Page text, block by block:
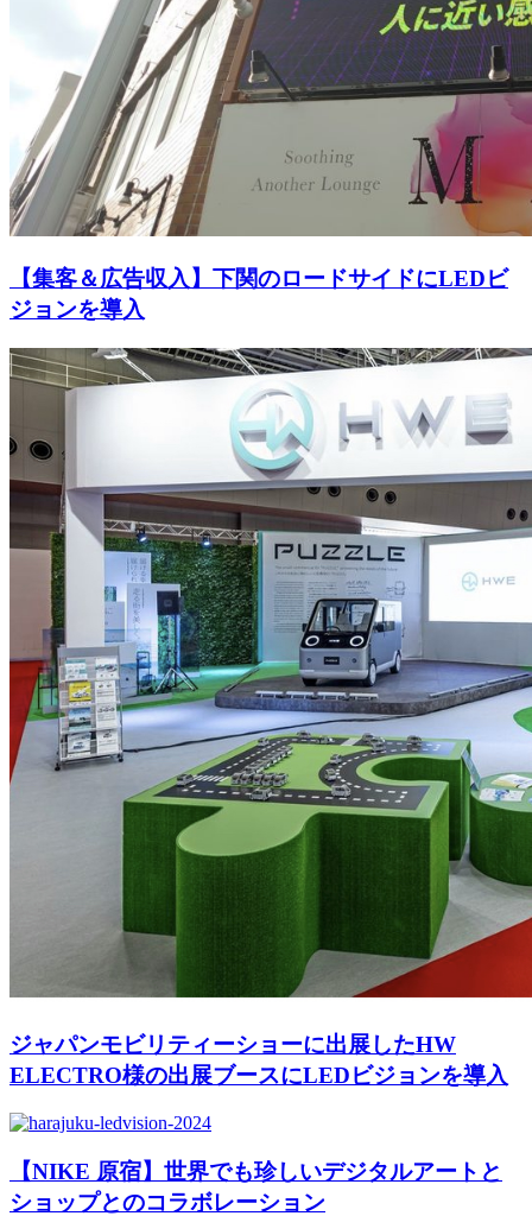
【集客＆広告収入】下関のロードサイドにLEDビ
ジョンを導入
ジャパンモビリティーショーに出展したHW
ELECTRO様の出展ブースにLEDビジョンを導入
【NIKE 原宿】世界でも珍しいデジタルアートと
ショップとのコラボレーション